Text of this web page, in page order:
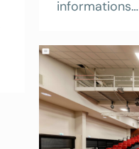
informations…